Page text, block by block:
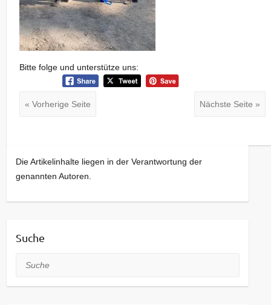
Bitte folge und unterstütze uns:
« Vorherige Seite Nächste Seite »
Die Artikelinhalte liegen in der Verantwortung der
genannten Autoren.
Suche
Suche